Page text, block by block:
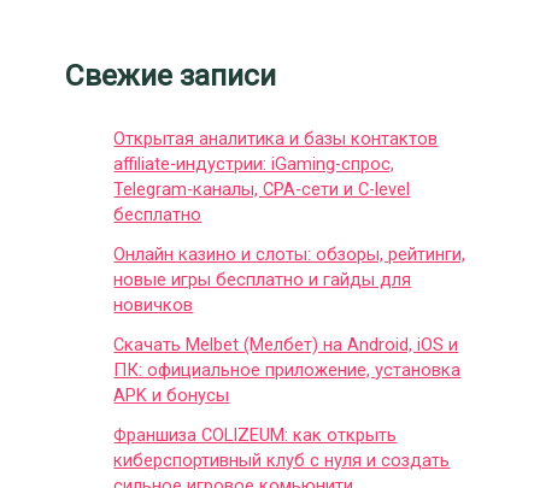
Свежие записи
Открытая аналитика и базы контактов
affiliate-индустрии: iGaming-спрос,
Telegram-каналы, CPA-сети и C-level
бесплатно
Онлайн казино и слоты: обзоры, рейтинги,
новые игры бесплатно и гайды для
новичков
Скачать Melbet (Мелбет) на Android, iOS и
ПК: официальное приложение, установка
APK и бонусы
Франшиза COLIZEUM: как открыть
киберспортивный клуб с нуля и создать